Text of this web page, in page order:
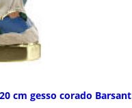
cm gesso corado